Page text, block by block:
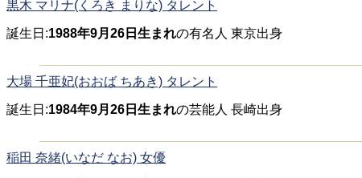
黒木 マリナ(くろき まりな) タレント
誕生日:1988年9月26日生まれの有名人 東京出身
大場 千亜妃(おおば ちあき) タレント
誕生日:1984年9月26日生まれの芸能人 長崎出身
稲田 奈緒(いなだ なお) 女優